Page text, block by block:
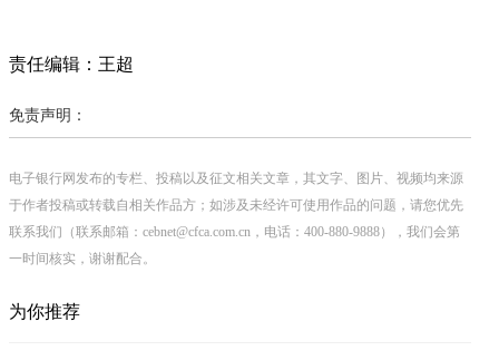
责任编辑：王超
免责声明：
电子银行网发布的专栏、投稿以及征文相关文章，其文字、图片、视频均来源
于作者投稿或转载自相关作品方；如涉及未经许可使用作品的问题，请您优先
联系我们（联系邮箱：cebnet@cfca.com.cn，电话：400-880-9888），我们会第
一时间核实，谢谢配合。
为你推荐